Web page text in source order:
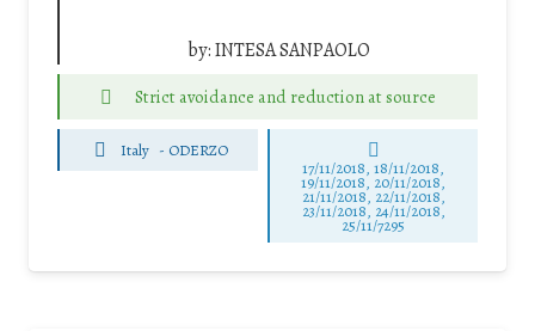
by:INTESA SANPAOLO
Strict avoidance and reduction at source
Italy - ODERZO
17/11/2018, 18/11/2018,
19/11/2018, 20/11/2018,
21/11/2018, 22/11/2018,
23/11/2018, 24/11/2018,
25/11/7295